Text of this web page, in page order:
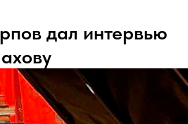
дал интервью